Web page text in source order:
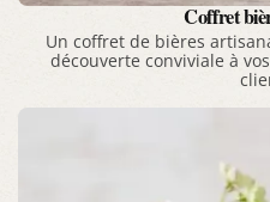
Coffret
Un coffret de bières
découverte conviviale à